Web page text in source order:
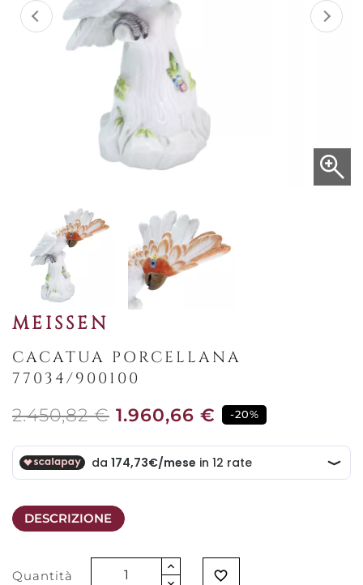
MEISSEN
CACATUA PORCELLANA
77034/900100
2.450,82 € 1.960,66 € -20%
DESCRIZIONE
Quantità favorite_border